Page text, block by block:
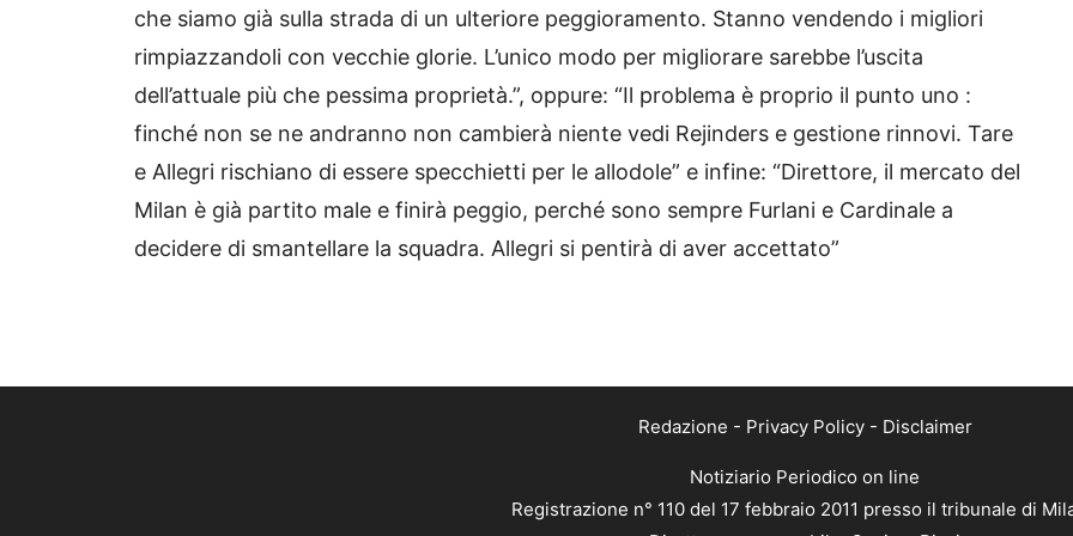
che siamo già sulla strada di un ulteriore peggioramento. Stanno vendendo i migliori
rimpiazzandoli con vecchie glorie. L’unico modo per migliorare sarebbe l’uscita
dell’attuale più che pessima proprietà.”, oppure: “Il problema è proprio il punto uno :
finché non se ne andranno non cambierà niente vedi Rejinders e gestione rinnovi. Tare
e Allegri rischiano di essere specchietti per le allodole” e infine: “Direttore, il mercato del
Milan è già partito male e finirà peggio, perché sono sempre Furlani e Cardinale a
decidere di smantellare la squadra. Allegri si pentirà di aver accettato”
Redazione - Privacy Policy- Disclaimer
Notiziario Periodico on line
Registrazione n° 110 del 17 febbraio 2011 presso il tribunale di